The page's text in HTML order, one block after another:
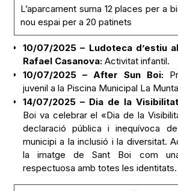
L’aparcament suma 12 places per a
nou espai per a 20 patinets
10/07/2025 – Ludoteca d’estiu
Rafael Casanova: Activitat infantil.
10/07/2025 – After Sun Boi:
juvenil a la Piscina Municipal La
14/07/2025 – Dia de la
Boi va celebrar el «Dia de la
declaració pública i inequívoca
municipi a la inclusió i la diversitat.
la imatge de Sant Boi com
respectuosa amb totes les identitats.